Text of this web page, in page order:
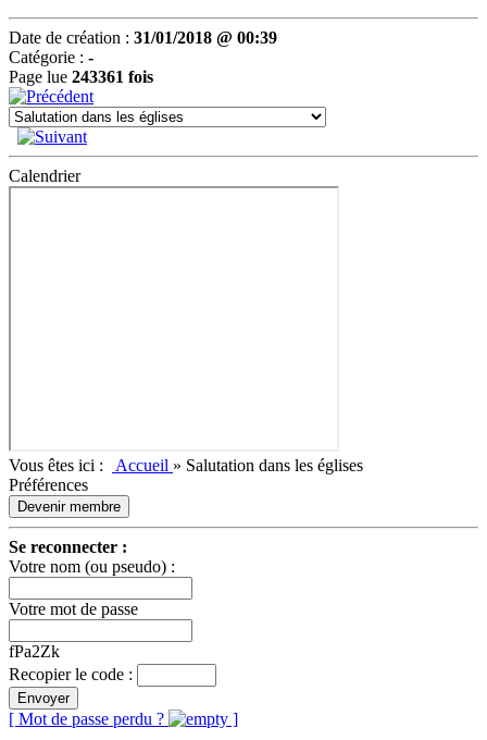
Date de création : 31/01/2018 @ 00:39
Catégorie : -
Page lue 243361 fois
Calendrier
Vous êtes ici : Accueil » Salutation dans les églises
Préférences
Devenir membre
Se reconnecter :
Votre nom (ou pseudo) :
Votre mot de passe
fPa2Zk
Recopier le code :
Envoyer
[ Mot de passe perdu ? ]